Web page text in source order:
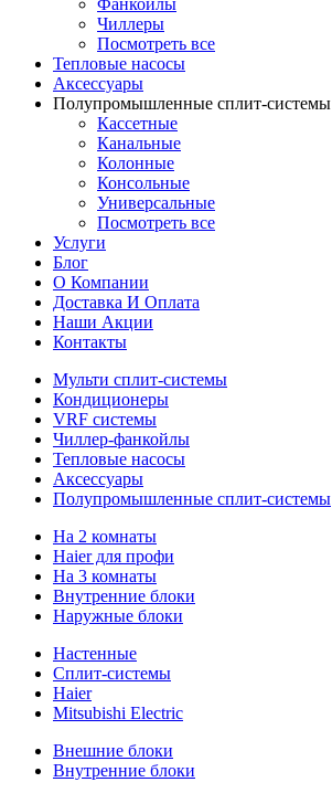
Фанкойлы
Чиллеры
Посмотреть все
Тепловые насосы
Аксессуары
Полупромышленные сплит-системы
Кассетные
Канальные
Колонные
Консольные
Универсальные
Посмотреть все
Услуги
Блог
О Компании
Доставка И Оплата
Наши Акции
Контакты
Мульти сплит-системы
Кондиционеры
VRF системы
Чиллер-фанкойлы
Тепловые насосы
Аксессуары
Полупромышленные сплит-системы
На 2 комнаты
Haier для профи
На 3 комнаты
Внутренние блоки
Наружные блоки
Настенные
Сплит-системы
Haier
Mitsubishi Electric
Внешние блоки
Внутренние блоки